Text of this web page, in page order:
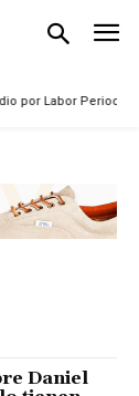
por Labor
Daniel